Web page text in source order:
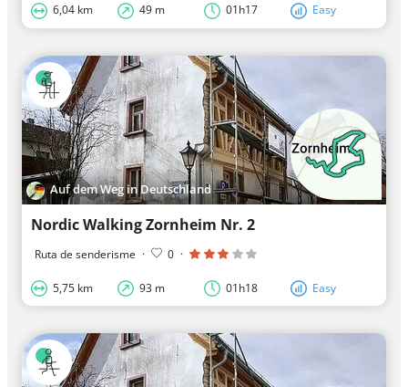
6,04 km 49 m 01h17 Easy
Auf dem Weg in Deutschland
Nordic Walking Zornheim Nr. 2
Ruta de senderisme · 0 ·
5,75 km 93 m 01h18 Easy